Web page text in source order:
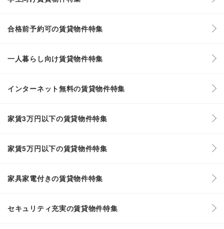
合格前予約可の賃貸物件特集
一人暮らし向け賃貸物件特集
インターネット無料の賃貸物件特集
家賃3万円以下の賃貸物件特集
家賃5万円以下の賃貸物件特集
家具家電付きの賃貸物件特集
セキュリティ充実の賃貸物件特集